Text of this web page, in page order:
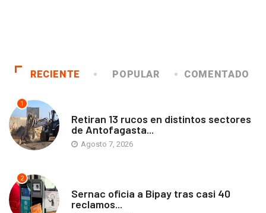
RECIENTE POPULAR COMENTADO
1
Retiran 13 rucos en distintos sectores
de Antofagasta...
Agosto 7, 2026
2
Sernac oficia a Bipay tras casi 40
reclamos...